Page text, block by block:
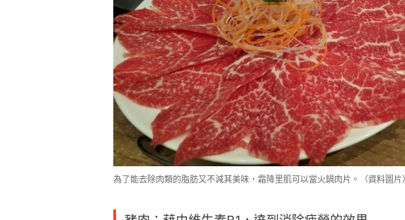
為了能去除肉類的脂肪又不減其美味，霜降里肌可以當火鍋肉片。（資料圖片）